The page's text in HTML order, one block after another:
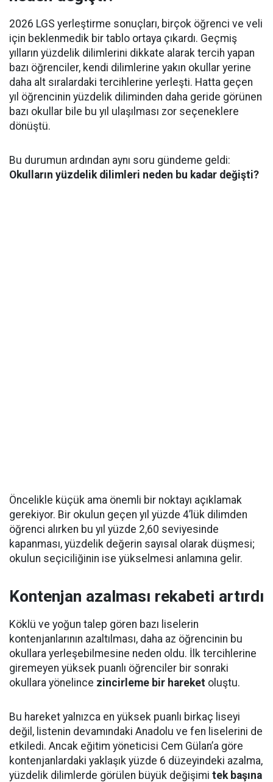
2026 LGS yerleştirme sonuçları, birçok öğrenci ve veli
için beklenmedik bir tablo ortaya çıkardı. Geçmiş
yılların yüzdelik dilimlerini dikkate alarak tercih yapan
bazı öğrenciler, kendi dilimlerine yakın okullar yerine
daha alt sıralardaki tercihlerine yerleşti. Hatta geçen
yıl öğrencinin yüzdelik diliminden daha geride görünen
bazı okullar bile bu yıl ulaşılması zor seçeneklere
dönüştü.
Bu durumun ardından aynı soru gündeme geldi:
Okulların yüzdelik dilimleri neden bu kadar değişti?
Öncelikle küçük ama önemli bir noktayı açıklamak
gerekiyor. Bir okulun geçen yıl yüzde 4’lük dilimden
öğrenci alırken bu yıl yüzde 2,60 seviyesinde
kapanması, yüzdelik değerin sayısal olarak düşmesi;
okulun seçiciliğinin ise yükselmesi anlamına gelir.
Kontenjan azalması rekabeti artırdı
Köklü ve yoğun talep gören bazı liselerin
kontenjanlarının azaltılması, daha az öğrencinin bu
okullara yerleşebilmesine neden oldu. İlk tercihlerine
giremeyen yüksek puanlı öğrenciler bir sonraki
okullara yönelince zincirleme bir hareket oluştu.
Bu hareket yalnızca en yüksek puanlı birkaç liseyi
değil, listenin devamındaki Anadolu ve fen liselerini de
etkiledi. Ancak eğitim yöneticisi Cem Gülan’a göre
kontenjanlardaki yaklaşık yüzde 6 düzeyindeki azalma,
yüzdelik dilimlerde görülen büyük değişimi tek başına